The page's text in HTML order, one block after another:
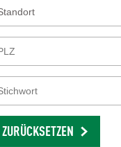
ZURÜCKSETZEN